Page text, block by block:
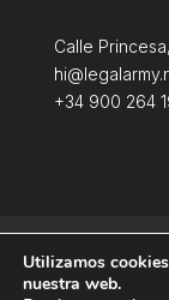
Calle
+34 900 264
Utilizamos
nuestra web.